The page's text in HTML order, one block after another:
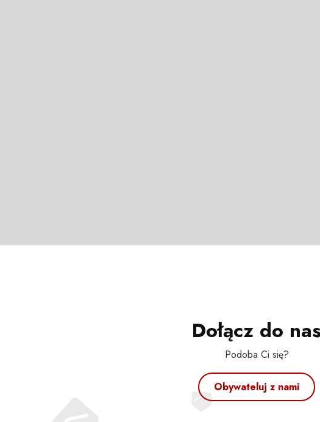
Dołącz do nas
Podoba Ci się?
Obywateluj z nami